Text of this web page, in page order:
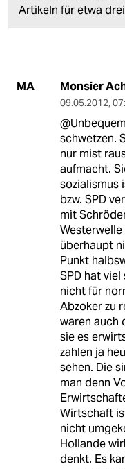
Artikeln für etwa
MA Monsier
09.05.2012,
schwetzen.
nur mist
aufmacht.
sozialismus
bzw. SPD
mit
überhaupt
Punkt
SPD hat
nicht für
Abzoker zu
waren auch
sie es
zahlen ja
sehen. Die
man denn
Wirtschaft
nicht
Hollande
denkt. Es